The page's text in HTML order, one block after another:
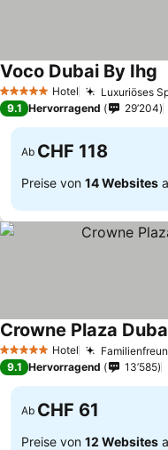
5 Sterne Hotel Luxuriöses
Voco Dubai By Ihg
9.1 Hervorragend 29’204
Ab CHF 118
Preise von 14 Websites
5 Sterne Hotel
Crowne Plaza
9.1 Hervorragend 13’585
Ab CHF 61
Preise von 12 Websites